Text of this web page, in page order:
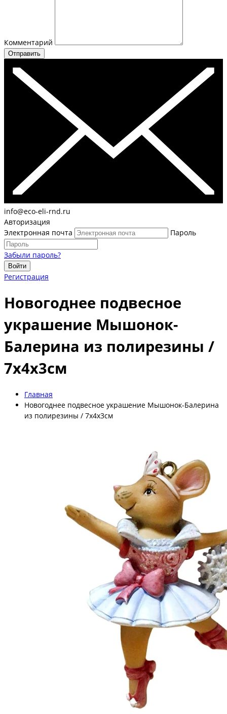
Комментарий
Отправить
info@eco-eli-rnd.ru
Авторизация
Электронная почта
Пароль
Забыли пароль?
Войти
Регистрация
Новогоднее подвесное
украшение Мышонок-
Балерина из полирезины /
7x4x3см
Главная
Новогоднее подвесное украшение Мышонок-Балерина
из полирезины / 7x4x3см